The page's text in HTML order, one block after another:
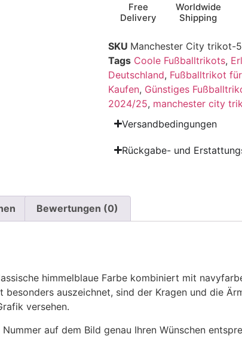
Free
Delivery
Worldwide
Shipping
SKU Manchester City trikot-5
Tags Coole Fußballtrikots,
Deutschland, Fußballtrikot
Kaufen, Günstiges
2024/25, manchester city
Versandbedingungen
Rückgabe- und
Bewertungen (0)
himmelblaue Farbe kombiniert mit
auszeichnet, sind der Kragen und die
versehen.
auf dem Bild genau Ihren Wünschen